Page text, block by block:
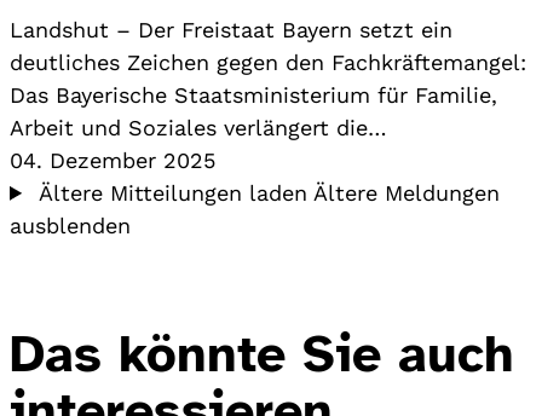
Landshut – Der Freistaat Bayern setzt ein
deutliches Zeichen gegen den Fachkräftemangel:
Das Bayerische Staatsministerium für Familie,
Arbeit und Soziales verlängert die…
04. Dezember 2025
Ältere Mitteilungen laden Ältere Meldungen
ausblenden
Das könnte Sie auch